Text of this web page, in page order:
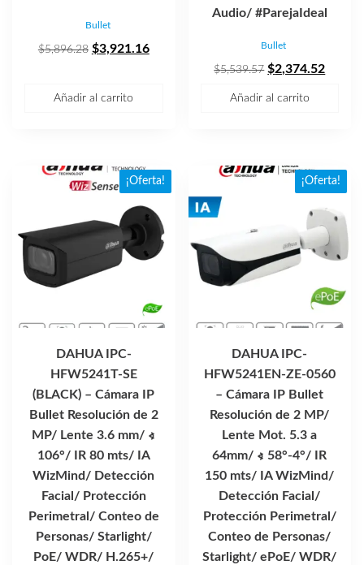
Bullet
$5,896.28 El
$3,921.16El
Añadir al carrito
Audio/ #ParejaIdeal
Bullet
$5,539.57 El
$2,374.52El
Añadir al carrito
¡Oferta!
DAHUA IPC-
HFW5241T-SE
(BLACK) – Cámara IP
Bullet Resolución de 2
MP/ Lente 3.6 mm/ ∢
106°/ IR 80 mts/ IA
WizMind/ Detección
Facial/ Protección
Perimetral/ Conteo de
Personas/ Starlight/
PoE/ WDR/ H.265+/
¡Oferta!
DAHUA IPC-
HFW5241EN-ZE-0560
– Cámara IP Bullet
Resolución de 2 MP/
Lente Mot. 5.3 a
64mm/ ∢ 58°-4°/ IR
150 mts/ IA WizMind/
Detección Facial/
Protección Perimetral/
Conteo de Personas/
Starlight/ ePoE/ WDR/